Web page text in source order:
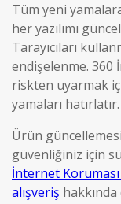
Tüm yeni
her yazılımı
Tarayıcıları
endişelenme.
riskten uyarmak
yamaları hatırlatır.
Ürün
güvenliğiniz için
İnternet Koruması
alışveriş